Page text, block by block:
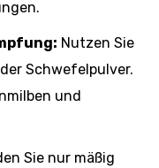
Nutzen Sie
Schwefelpulver.
und
Sie nur mäßig